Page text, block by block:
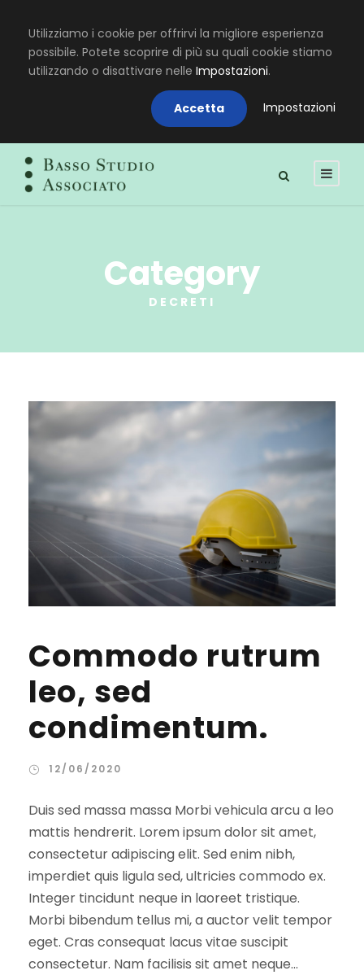
Utilizziamo i cookie per offrirvi la migliore esperienza
possibile. Potete scoprire di più su quali cookie stiamo
utilizzando o disattivare nelle Impostazioni.
Accetta Impostazioni
Category
DECRETI
Commodo rutrum
leo, sed
condimentum.
12/06/2020
Duis sed massa massa Morbi vehicula arcu a leo
mattis hendrerit. Lorem ipsum dolor sit amet,
consectetur adipiscing elit. Sed enim nibh,
imperdiet quis ligula sed, ultricies commodo ex.
Integer tincidunt neque in laoreet tristique.
Morbi bibendum tellus mi, a auctor velit tempor
eget. Cras consequat lacus vitae suscipit
consectetur. Nam facilisis sit amet neque...